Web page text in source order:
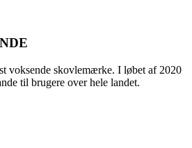
voksende skovlemærke. I løbet af 2020
til brugere over hele landet.